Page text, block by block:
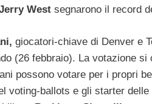
West segnarono il record
giocatori-chiave di Denver e
(26 febbraio). La votazione
possono votare per i propri
voting-ballots e gli starter